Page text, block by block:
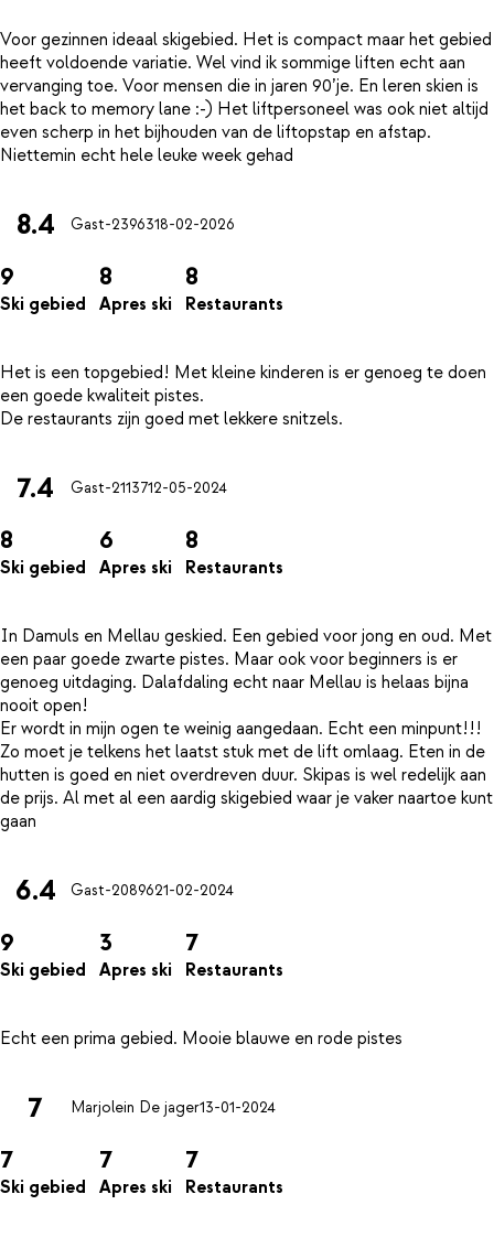
Voor gezinnen ideaal skigebied. Het is compact maar het gebied
heeft voldoende variatie. Wel vind ik sommige liften echt aan
vervanging toe. Voor mensen die in jaren 90’je. En leren skien is
het back to memory lane :-) Het liftpersoneel was ook niet altijd
even scherp in het bijhouden van de liftopstap en afstap.
8.4 Gast-2396318-02-2026
9
Ski gebied
8
Apres ski
8
Restaurants
Het is een topgebied! Met kleine kinderen is er genoeg te doen
een goede kwaliteit pistes.
7.4 Gast-2113712-05-2024
8
Ski gebied
6
Apres ski
8
Restaurants
In Damuls en Mellau geskied. Een gebied voor jong en oud. Met
een paar goede zwarte pistes. Maar ook voor beginners is er
genoeg uitdaging. Dalafdaling echt naar Mellau is helaas bijna
nooit open!
Er wordt in mijn ogen te weinig aangedaan. Echt een minpunt!!!
Zo moet je telkens het laatst stuk met de lift omlaag. Eten in de
hutten is goed en niet overdreven duur. Skipas is wel redelijk aan
de prijs. Al met al een aardig skigebied waar je vaker naartoe kunt
6.4 Gast-2089621-02-2024
9
Ski gebied
3
Apres ski
7
Restaurants
7 Marjolein De jager13-01-2024
7
Ski gebied
7
Apres ski
7
Restaurants